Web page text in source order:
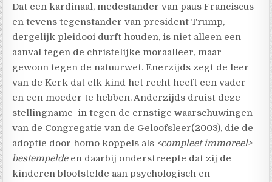
Dat een kardinaal, medestander van paus Franciscus
en tevens tegenstander van president Trump,
dergelijk pleidooi durft houden, is niet alleen een
aanval tegen de christelijke moraalleer, maar
gewoon tegen de natuurwet. Enerzijds zegt de leer
van de Kerk dat elk kind het recht heeft een vader
en een moeder te hebben. Anderzijds druist deze
stellingname in tegen de ernstige waarschuwingen
van de Congregatie van de Geloofsleer(2003), die de
adoptie door homo koppels als <compleet immoreel>
bestempelde en daarbij onderstreepte dat zij de
kinderen blootstelde aan psychologisch en